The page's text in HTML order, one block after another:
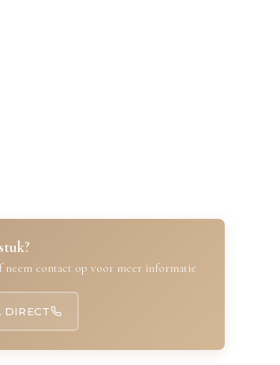
contact op voor meer informatie
DIRECT